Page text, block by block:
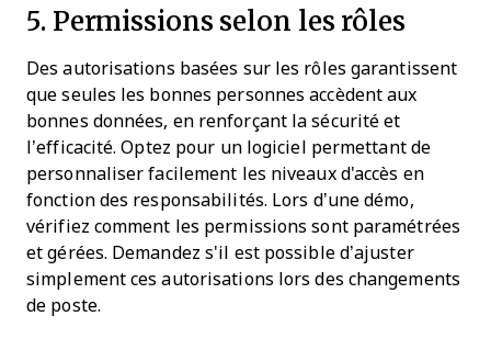
5. Permissions selon les rôles
Des autorisations basées sur les rôles garantissent
que seules les bonnes personnes accèdent aux
bonnes données, en renforçant la sécurité et
l’efficacité. Optez pour un logiciel permettant de
personnaliser facilement les niveaux d'accès en
fonction des responsabilités. Lors d’une démo,
vérifiez comment les permissions sont paramétrées
et gérées. Demandez s'il est possible d’ajuster
simplement ces autorisations lors des changements
de poste.